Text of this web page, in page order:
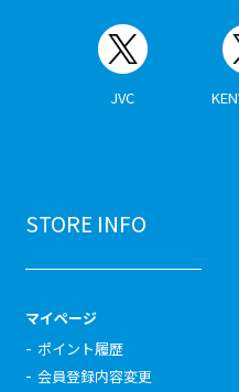
JVC
STORE INFO
マイページ
ポイント履歴
会員登録内容変更